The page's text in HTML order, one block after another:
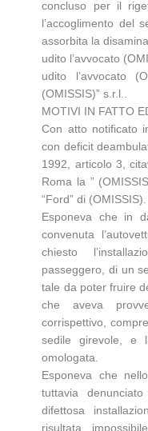
concluso per il
l’accoglimento del
assorbita la
udito l’avvocato
udito l’avvocato
(OMISSIS)” s.r.l..
MOTIVI IN FATTO
Con atto notificato
con deficit
1992, articolo 3,
Roma la ”
“Ford” di (OMISSIS).
Esponeva che in
convenuta
chiesto
passeggero, di un
tale da poter fruire
che aveva
corrispettivo,
sedile girevole, e
omologata.
Esponeva che
tuttavia
difettosa
risultata